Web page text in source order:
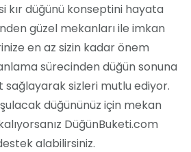
kır düğünü konseptini hayata
güzel mekanları ile imkan
en az sizin kadar önem
sürecinden düğün sonuna
sizleri mutlu ediyor.
düğününüz için mekan
DüğünBuketi.com
alabilirsiniz.